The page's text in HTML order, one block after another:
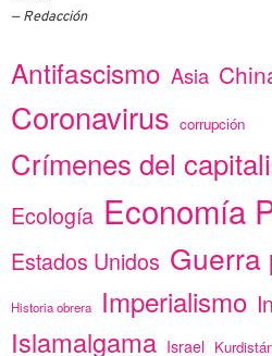
Redacción
Antifascismo Asia
Coronavirus corrupción
Crímenes del
Ecología Economía
Estados Unidos Guerra
Historia obrera Imperialismo
Islamalgama Israel